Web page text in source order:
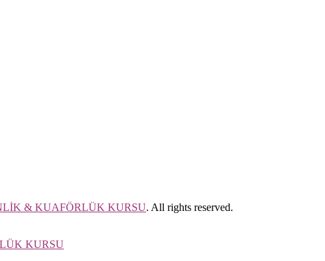
& KUAFÖRLÜK KURSU. All rights reserved.
KURSU